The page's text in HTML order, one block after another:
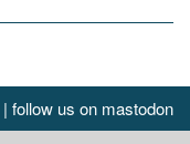
| follow us on mastodon